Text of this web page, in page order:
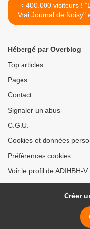
< 400.000 visiteurs ! "Le
Vrai Journal de Noisy"
un blog reconnu
Hébergé par Overblog
Top articles
Pages
Contact
Signaler un abus
C.G.U.
Cookies et données
Préférences cookies
Voir le profil de ADIHBH-
Créer